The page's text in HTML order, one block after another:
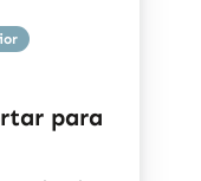
para